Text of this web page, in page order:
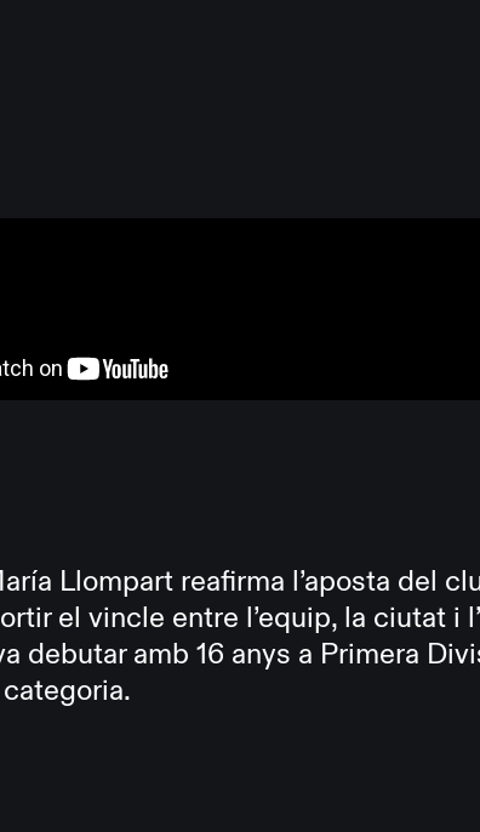
Llompart reafirma l’aposta del
el vincle entre l’equip, la ciutat i
debutar amb 16 anys a Primera